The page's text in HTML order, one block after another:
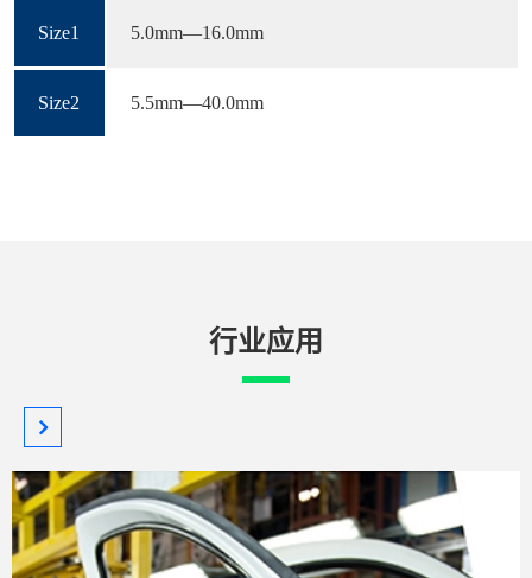
Size1 5.0mm—16.0mm
Size2 5.5mm—40.0mm
行业应用